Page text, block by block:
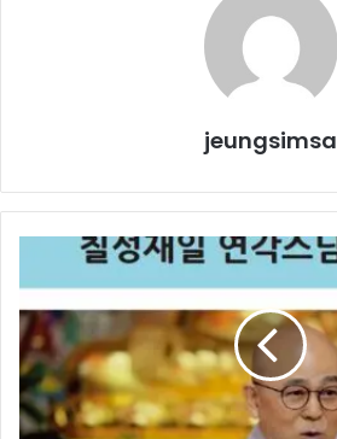
jeungsimsa
일
연
각
스
님